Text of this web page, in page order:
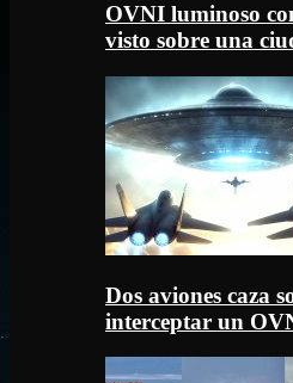
OVNI luminoso
visto sobre una
Dos aviones caza
interceptar un